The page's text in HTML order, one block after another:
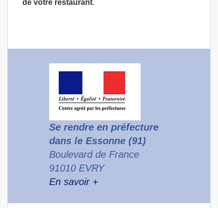
de votre restaurant.
Se rendre en préfecture
dans le Essonne (91)
Boulevard de France
91010 EVRY
En savoir +